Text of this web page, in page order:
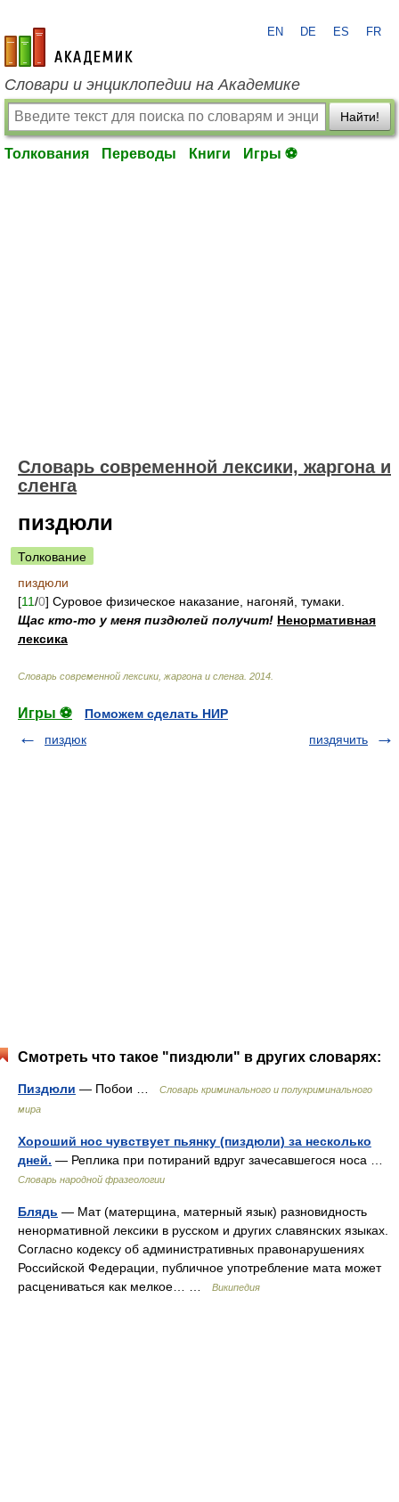
academic.ru
EN DE ES FR
Словари и энциклопедии на Академике
Найти!
Толкования Переводы Книги Игры ⚽
Cловарь современной лексики, жаргона и
сленга
пиздюли
Толкование
пиздюли
[11/0] Суровое физическое наказание, нагоняй, тумаки.
Щас кто-то у меня пиздюлей получит! Ненормативная
лексика
Cловарь современной лексики, жаргона и сленга 2014
Игры ⚽
Поможем сделать НИР
пиздюк
пиздячить
Смотреть что такое "пиздюли" в других словарях:
Пиздюли — Побои …
Словарь криминального и полукриминального
мира
Хороший нос чувствует пьянку (пиздюли) за несколько
дней. — Реплика при потираний вдруг зачесавшегося носа …
Словарь народной фразеологии
Блядь — Мат (матерщина, матерный язык) разновидность
ненормативной лексики в русском и других славянских языках.
Согласно кодексу об административных правонарушениях
Российской Федерации, публичное употребление мата может
расцениваться как мелкое… …
Википедия